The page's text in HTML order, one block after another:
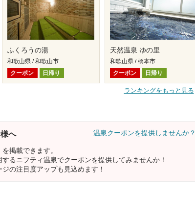
ふくろうの湯
和歌山県 / 和歌山市
クーポン
日帰り
天然温泉 ゆの里
和歌山県 / 橋本市
クーポン
日帰り
ランキングをもっと見る
へ 温泉クーポンを提供しませんか？
掲載できます。
るニフティ温泉でクーポンを提供してみませんか！
の注目度アップも見込めます！